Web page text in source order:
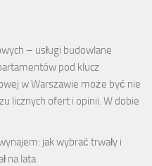
– usługi budowlane
pod klucz
w Warszawie może być nie
licznych ofert i opinii. W dobie
jak wybrać trwały i
na lata